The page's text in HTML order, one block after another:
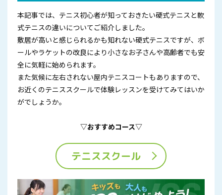
本記事では、テニス初心者が知っておきたい硬式テニスと軟
式テニスの違いについてご紹介しました。
敷居が高いと感じられるかも知れない硬式テニスですが、ボ
ールやラケットの改良により小さなお子さんや高齢者でも安
全に気軽に始められます。
また気候に左右されない屋内テニスコートもありますので、
お近くのテニススクールで体験レッスンを受けてみてはいか
がでしょうか。
▽おすすめコース▽
テニススクール